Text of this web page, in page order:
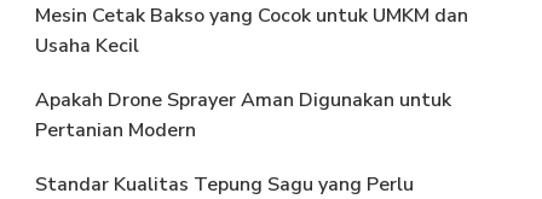
Mesin Cetak Bakso yang Cocok untuk UMKM dan
Usaha Kecil
Apakah Drone Sprayer Aman Digunakan untuk
Pertanian Modern
Standar Kualitas Tepung Sagu yang Perlu